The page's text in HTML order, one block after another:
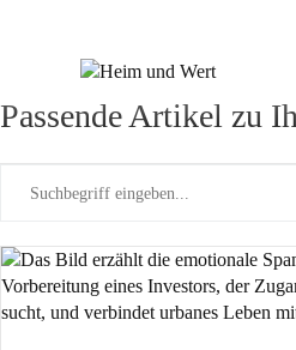
Passende Artikel zu